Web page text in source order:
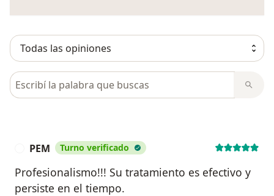
Busca en opiniones
PEM Turno verificado
Profesionalismo!!! Su tratamiento es efectivo y
persiste en el tiempo.